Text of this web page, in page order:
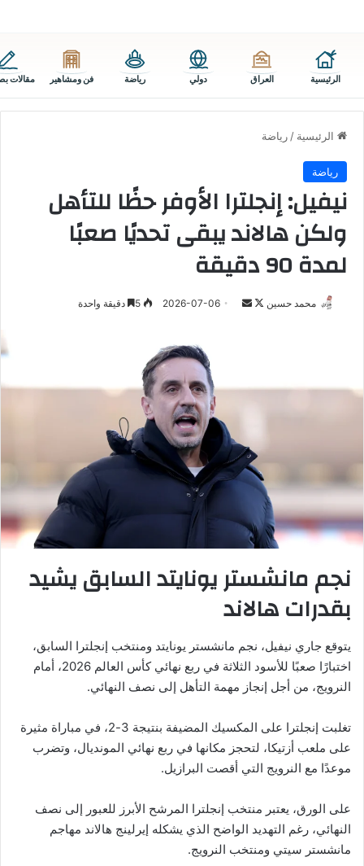
الرئيسية العراق دولي رياضة فن ومشاهير مقالات
الرئيسية / رياضة
رياضة
نيفيل: إنجلترا الأوفر حظًا للتأهل
ولكن هالاند يبقى تحديًا صعبًا
لمدة 90 دقيقة
محمد حسين
تابعأرسل 2026-07-06 دقيقة واحدة
نجم مانشستر يونايتد السابق يشيد
بقدرات هالاند
يتوقع جاري نيفيل، نجم مانشستر يونايتد ومنتخب إنجلترا السابق،
اختبارًا صعبًا للأسود الثلاثة في ربع نهائي كأس العالم 2026، أمام
النرويج، من أجل إنجاز مهمة التأهل إلى نصف النهائي.
تغلبت إنجلترا على المكسيك المضيفة بنتيجة 3-2، في مباراة مثيرة
على ملعب أزتيكا، لتحجز مكانها في ربع نهائي المونديال، وتضرب
موعدًا مع النرويج التي أقصت البرازيل.
على الورق، يعتبر منتخب إنجلترا المرشح الأبرز للعبور إلى نصف
النهائي، رغم التهديد الواضح الذي يشكله إيرلينج هالاند مهاجم
مانشستر سيتي ومنتخب النرويج.